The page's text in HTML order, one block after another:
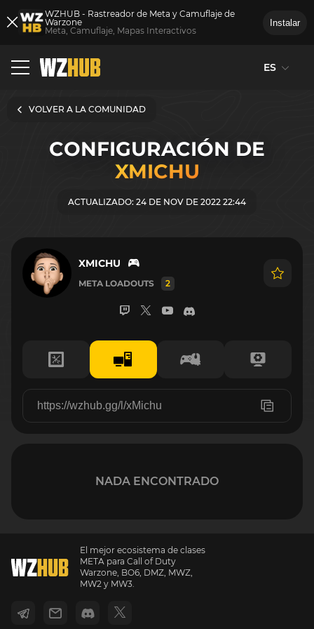
WZHUB - Rastreador de Meta y Camuflaje de
Warzone
Meta, Camuflaje, Mapas Interactivos
Instalar
ES
VOLVER A LA COMUNIDAD
CONFIGURACIÓN DE
XMICHU
ACTUALIZADO: 24 DE NOV DE 2022 22:44
XMICHU
META LOADOUTS 2
NADA ENCONTRADO
El mejor ecosistema de clases
META para Call of Duty
Warzone, BO6, DMZ, MWZ,
MW2 y MW3.